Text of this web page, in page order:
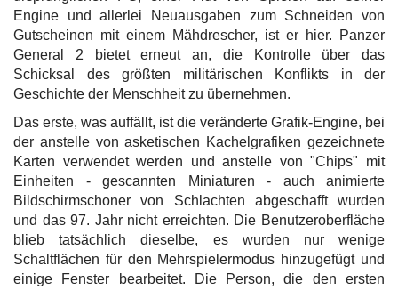
Engine und allerlei Neuausgaben zum Schneiden von
Gutscheinen mit einem Mähdrescher, ist er hier. Panzer
General 2 bietet erneut an, die Kontrolle über das
Schicksal des größten militärischen Konflikts in der
Geschichte der Menschheit zu übernehmen.
Das erste, was auffällt, ist die veränderte Grafik-Engine, bei
der anstelle von asketischen Kachelgrafiken gezeichnete
Karten verwendet werden und anstelle von "Chips" mit
Einheiten - gescannten Miniaturen - auch animierte
Bildschirmschoner von Schlachten abgeschafft wurden
und das 97. Jahr nicht erreichten. Die Benutzeroberfläche
blieb tatsächlich dieselbe, es wurden nur wenige
Schaltflächen für den Mehrspielermodus hinzugefügt und
einige Fenster bearbeitet. Die Person, die den ersten